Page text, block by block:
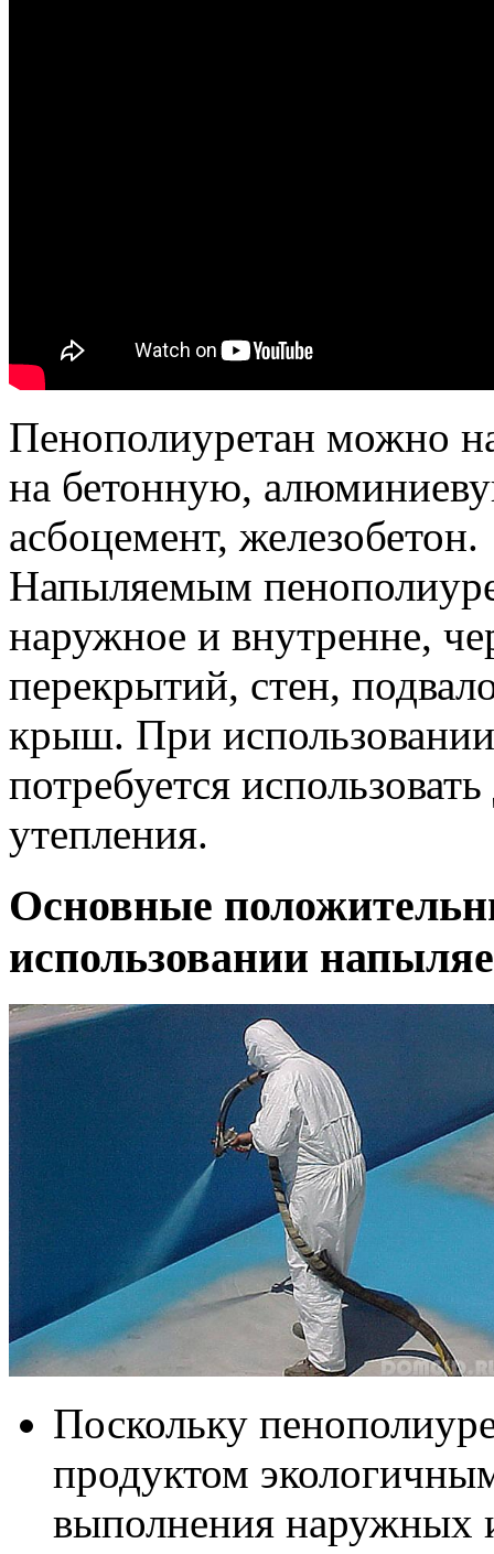
Пенополиуретан можно
на бетонную,
асбоцемент, железобетон.
Напыляемым
наружное и внутренне,
перекрытий, стен,
крыш. При
потребуется
утепления.
Основные
использовании
Поскольку
продуктом
выполнения наружных